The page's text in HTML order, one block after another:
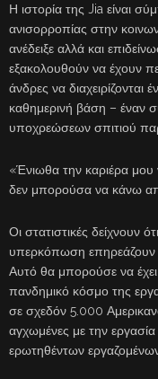
Η ιστορία της Jia είναι
ανισορροπίας στην
ανέδειξε αλλά και
εξακολουθούν να έχουν
άνδρες να
καθημερινή βάση – έναν
υποχρεώσεων σπιτιού
«Ένιωθα την καριέρα μου
δεν μπορούσα να κάνω
Οι στατιστικές δείχνουν
υπερκόπωση επηρεάζουν
Αυτό θα μπορούσε να
πανδημικό κόσμο της
σε σχεδόν 5.000
αγχωμένες με την
ερωτηθέντων